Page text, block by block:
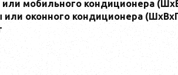
мобильного кондиционера
оконного кондиционера